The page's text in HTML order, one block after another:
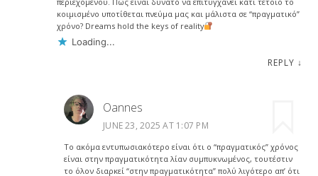
κοιμισμένο υποτίθεται πνεύμα μας και μάλιστα σε “πραγματικό”
χρόνο? Dreams hold the keys of reality
Loading...
REPLY ↓
Oannes
JUNE 23, 2025 AT 1:07 PM
Το ακόμα εντυπωσιακότερο είναι ότι ο “πραγματικός” χρόνος
είναι στην πραγματικότητα λίαν συμπυκνωμένος, τουτέστιν
το όλον διαρκεί “στην πραγματικότητα” πολύ λιγότερο απ’ ότι